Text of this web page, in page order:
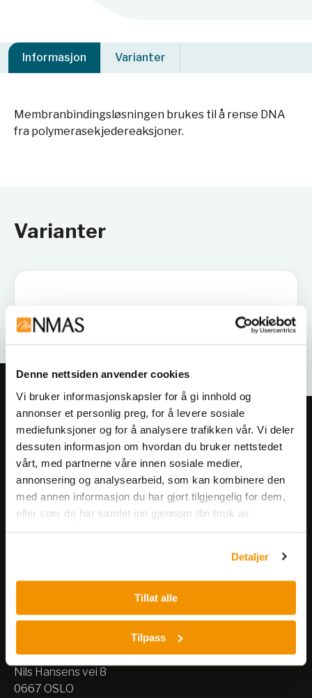
Denne nettsiden anvender cookies
Vi bruker informasjonskapsler for å gi innhold og
annonser et personlig preg, for å levere sosiale
mediefunksjoner og for å analysere trafikken vår. Vi deler
dessuten informasjon om hvordan du bruker nettstedet
vårt, med partnerne våre innen sosiale medier,
annonsering og analysearbeid, som kan kombinere den
med annen informasjon du har gjort tilgjengelig for dem,
eller som de har samlet inn gjennom din bruk av
Detaljer
Tillat alle
Tilpass
Informasjon Varianter
Membranbindingsløsningen brukes til å rense DNA
fra polymerasekjedereaksjoner.
Varianter
Meld deg på vårt nyhetsbrev!
Få informasjon om produkter,
arrangementer og kampanjer.
Meld på nyhetsbrev
Nerliens Meszansky AS
Besøksadresse:
Nils Hansens vei 8
0667 OSLO